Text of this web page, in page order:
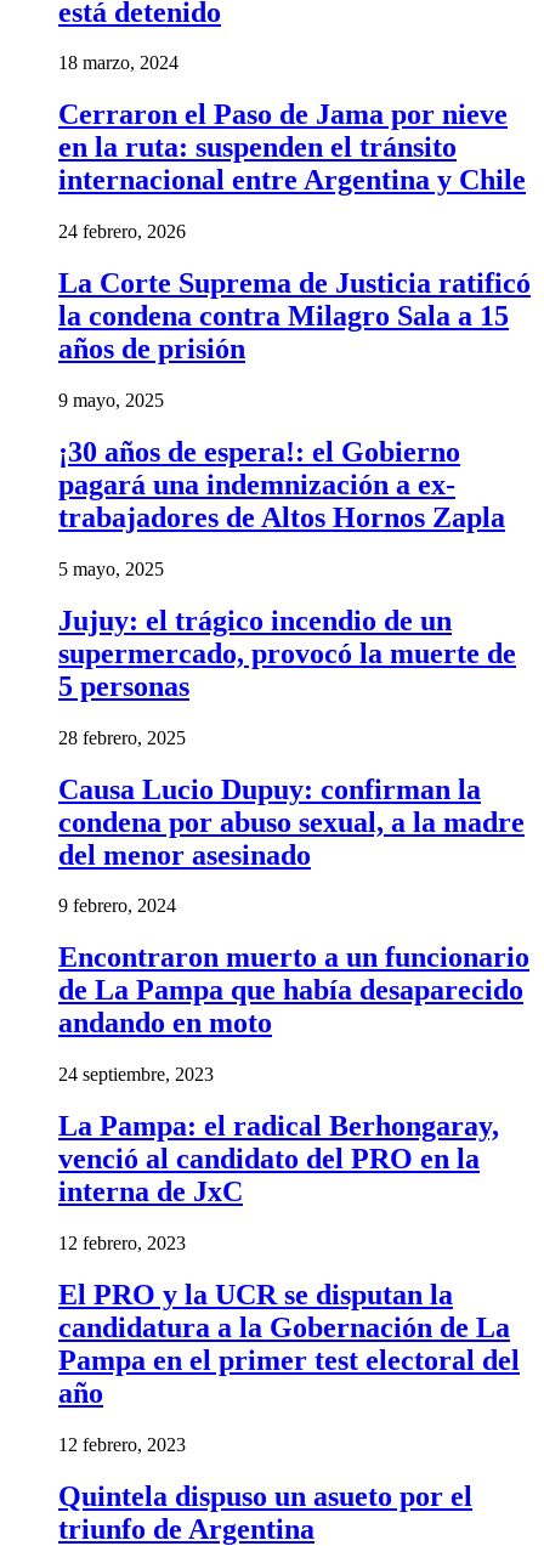
está detenido
18 marzo, 2024
Cerraron el Paso de Jama por nieve
en la ruta: suspenden el tránsito
internacional entre Argentina y Chile
24 febrero, 2026
La Corte Suprema de Justicia ratificó
la condena contra Milagro Sala a 15
años de prisión
9 mayo, 2025
¡30 años de espera!: el Gobierno
pagará una indemnización a ex-
trabajadores de Altos Hornos Zapla
5 mayo, 2025
Jujuy: el trágico incendio de un
supermercado, provocó la muerte de
5 personas
28 febrero, 2025
Causa Lucio Dupuy: confirman la
condena por abuso sexual, a la madre
del menor asesinado
9 febrero, 2024
Encontraron muerto a un funcionario
de La Pampa que había desaparecido
andando en moto
24 septiembre, 2023
La Pampa: el radical Berhongaray,
venció al candidato del PRO en la
interna de JxC
12 febrero, 2023
El PRO y la UCR se disputan la
candidatura a la Gobernación de La
Pampa en el primer test electoral del
año
12 febrero, 2023
Quintela dispuso un asueto por el
triunfo de Argentina